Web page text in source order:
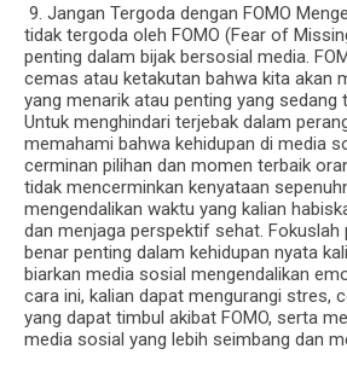
9. Jangan Tergoda dengan FOMO
tidak tergoda oleh FOMO (Fear of
penting dalam bijak bersosial media.
cemas atau ketakutan bahwa kita akan
yang menarik atau penting yang sedang
Untuk menghindari terjebak dalam
memahami bahwa kehidupan di media
cerminan pilihan dan momen terbaik
tidak mencerminkan kenyataan
mengendalikan waktu yang kalian
dan menjaga perspektif sehat. Fokuslah
benar penting dalam kehidupan nyata
biarkan media sosial mengendalikan
cara ini, kalian dapat mengurangi stres,
yang dapat timbul akibat FOMO, serta
media sosial yang lebih seimbang dan